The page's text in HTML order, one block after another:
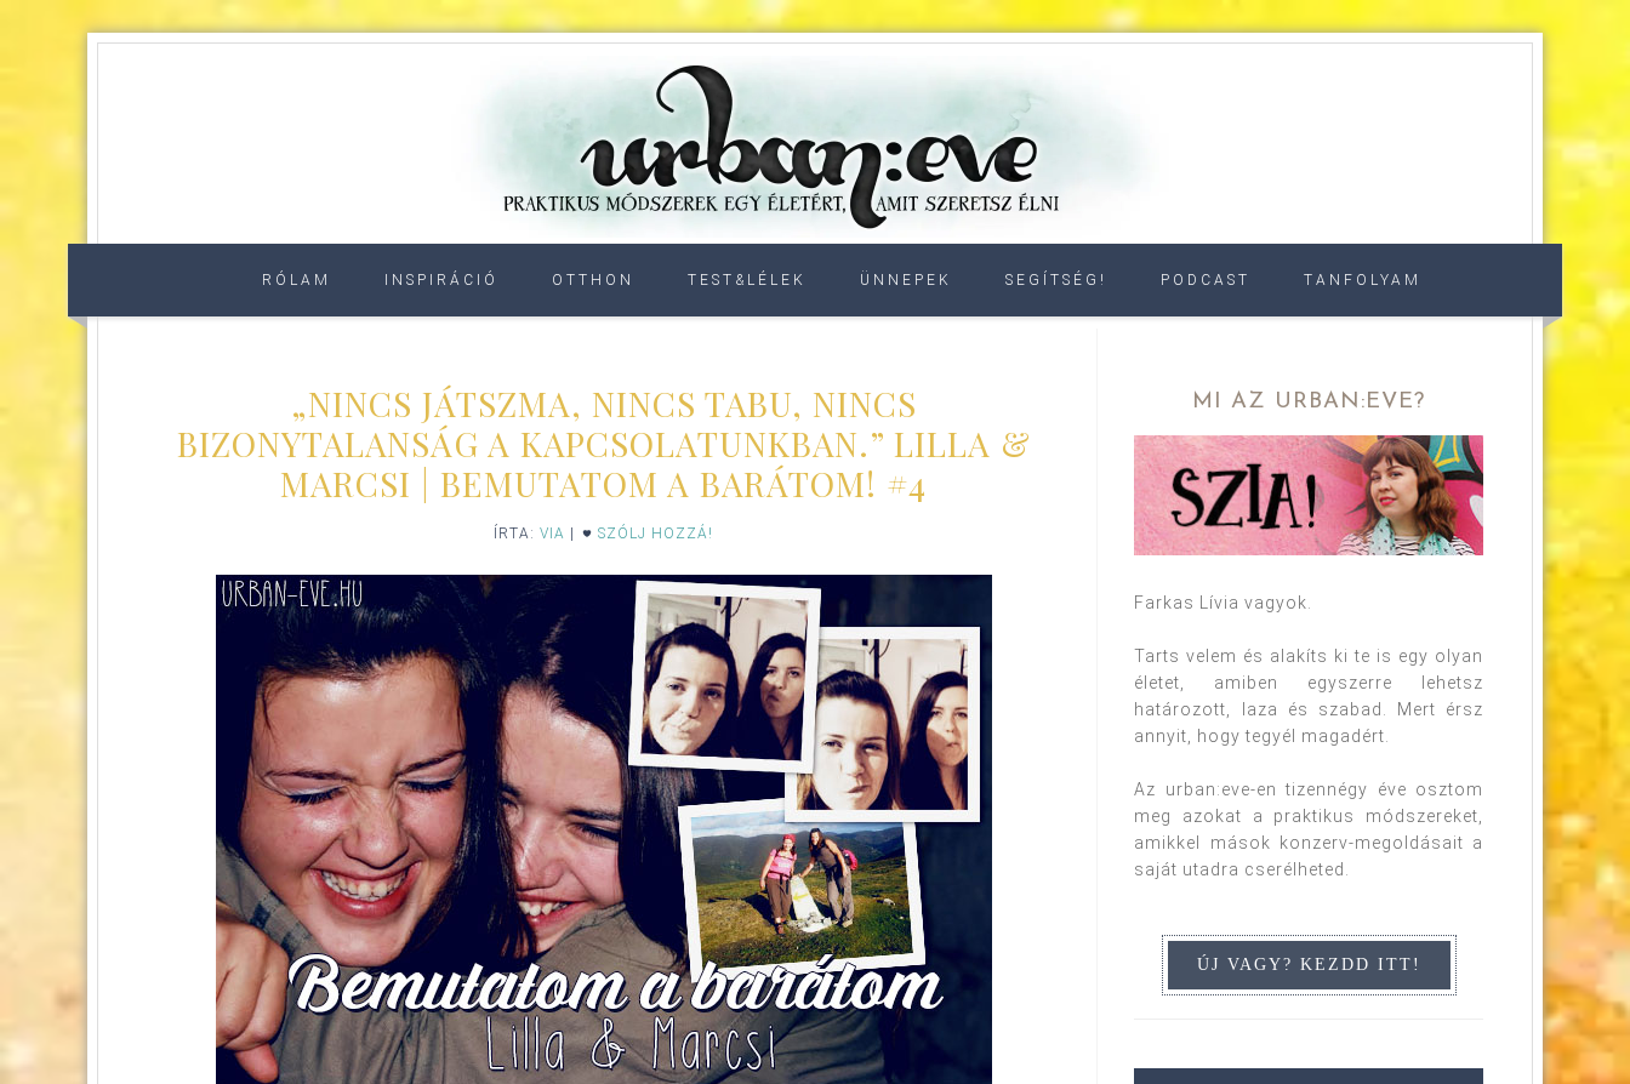
RÓLAM INSPIRÁCIÓ OTTHON TEST&LÉLEK ÜNNEPEK SEGÍTSÉG! PODCAST TANFOLYAM
„NINCS JÁTSZMA, NINCS TABU, NINCS
BIZONYTALANSÁG A KAPCSOLATUNKBAN.” LILLA &
MARCSI | BEMUTATOM A BARÁTOM! #4
ÍRTA:VIA SZÓLJ HOZZÁ!
MI AZ URBAN:EVE?
Farkas Lívia vagyok.
Tarts velem és alakíts ki te is egy olyan
életet, amiben egyszerre lehetsz
határozott, laza és szabad. Mert érsz
annyit, hogy tegyél magadért.
Az urban:eve-en tizennégy éve osztom
meg azokat a praktikus módszereket,
amikkel mások konzerv-megoldásait a
saját utadra cserélheted.